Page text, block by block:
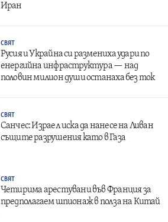
Иран
СВЯТ
Русия и Украйна си размениха удари по
енергийна инфраструктура — над
половин милион души останаха без ток
СВЯТ
Санчес: Израел иска да нанесе на Ливан
същите разрушения като в Газа
СВЯТ
Четирима арестувани във Франция за
предполагаем шпионаж в полза на Китай